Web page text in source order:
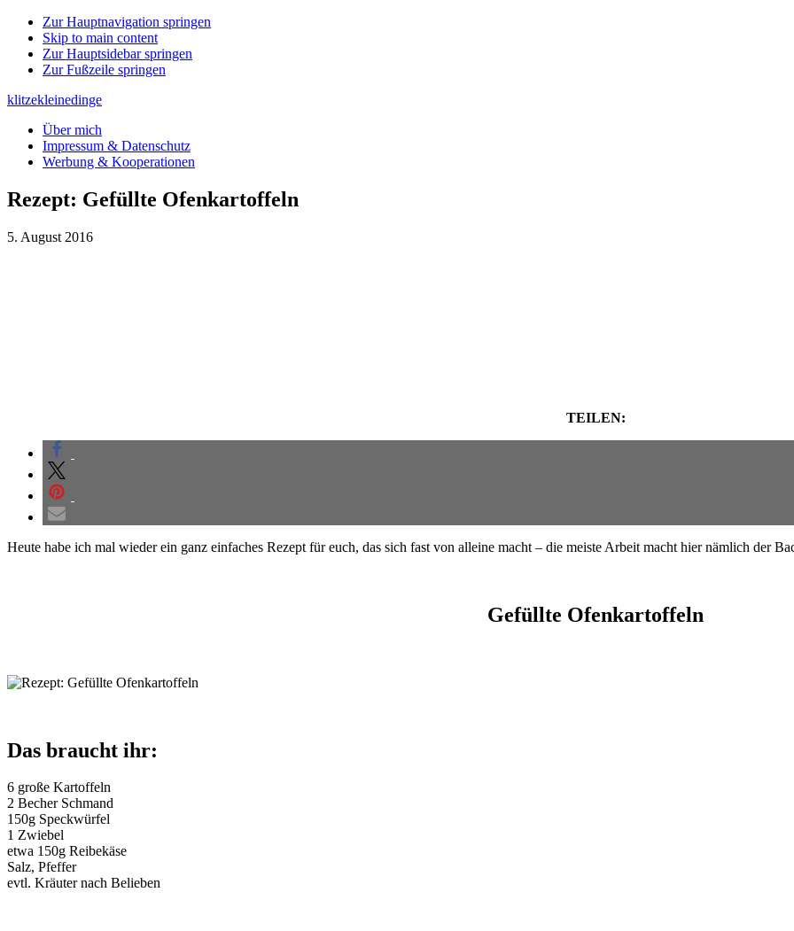
Zur Hauptnavigation springen
Skip to main content
Zur Hauptsidebar springen
Zur Fußzeile springen
klitzekleinedinge
Über mich
Impressum & Datenschutz
Werbung & Kooperationen
Rezept: Gefüllte Ofenkartoffeln
5. August 2016
TEILEN:
Heute habe ich mal wieder ein ganz einfaches Rezept für euch, das sich fast von alleine macht – die meiste Arbeit macht hier nämlich der
Gefüllte Ofenkartoffeln
Das braucht ihr:
6 große Kartoffeln
2 Becher Schmand
150g Speckwürfel
1 Zwiebel
etwa 150g Reibekäse
Salz, Pfeffer
evtl. Kräuter nach Belieben